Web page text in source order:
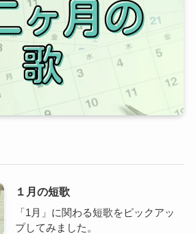
１月の短歌
「1月」に関わる短歌をピックアッ
プしてみました。